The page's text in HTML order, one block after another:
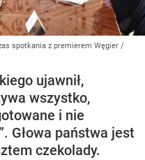
spotkania z premierem Węgier /
ujawnił,
wszystko,
i nie
Głowa państwa jest
czekolady.